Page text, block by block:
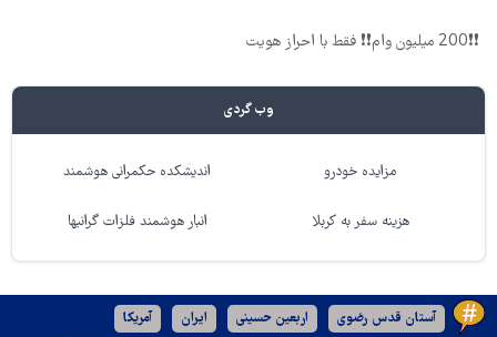
❗❗200 میلیون وام❗❗ فقط با احراز هویت
وب گردی
مزایده خودرو اندیشکده حکمرانی هوشمند
هزینه سفر به کربلا انبار هوشمند فلزات گرانبها
آستان قدس رضوی اربعین حسینی ایران آمریکا